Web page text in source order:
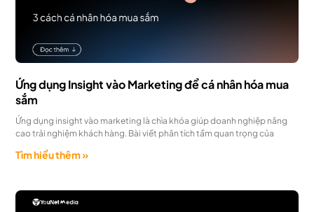
Ứng dụng Insight vào Marketing để cá nhân hóa mua
sắm
Ứng dụng insight vào marketing là chìa khóa giúp doanh nghiệp nâng
cao trải nghiệm khách hàng. Bài viết phân tích tầm quan trọng của
Tìm hiểu thêm »